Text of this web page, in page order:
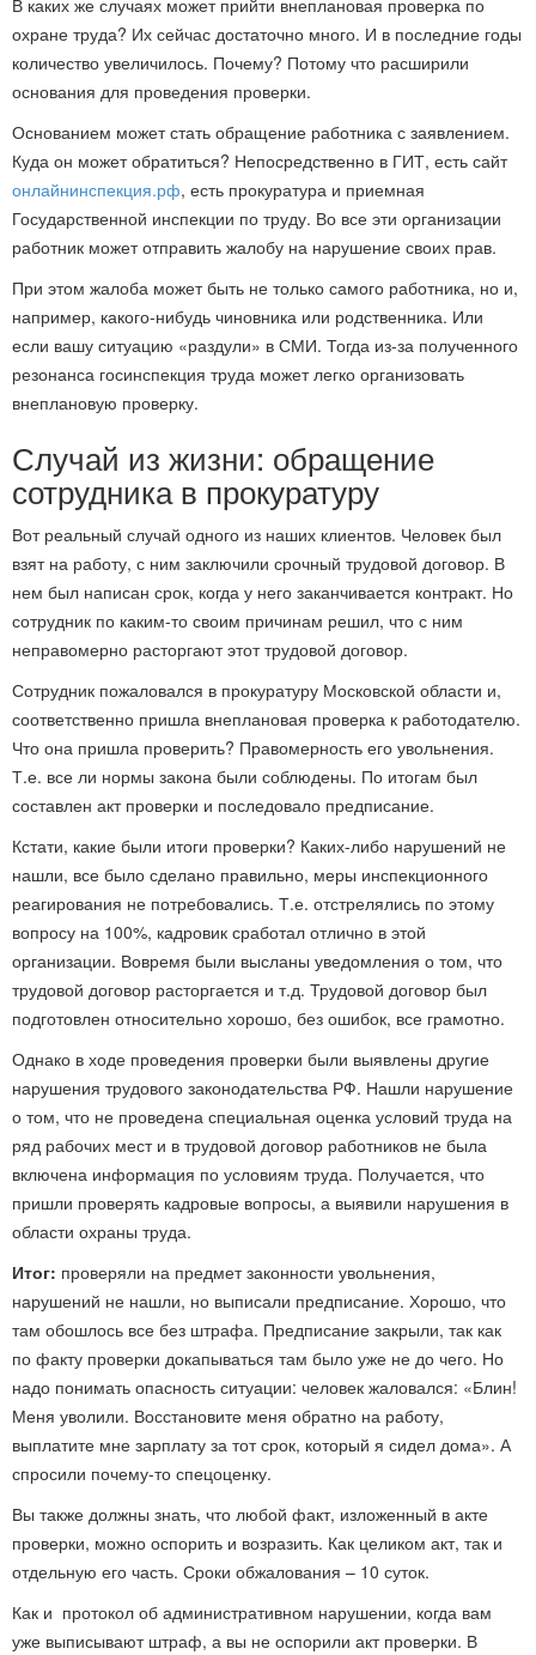
охране труда? Их сейчас достаточно много. И в последние годы
количество увеличилось. Почему? Потому что расширили
основания для проведения проверки.
Основанием может стать обращение работника с заявлением.
Куда он может обратиться? Непосредственно в ГИТ, есть сайт
онлайнинспекция.рф, есть прокуратура и приемная
Государственной инспекции по труду. Во все эти организации
работник может отправить жалобу на нарушение своих прав.
При этом жалоба может быть не только самого работника, но и,
например, какого-нибудь чиновника или родственника. Или
если вашу ситуацию «раздули» в СМИ. Тогда из-за полученного
резонанса госинспекция труда может легко организовать
внеплановую проверку.
Случай из жизни: обращение
сотрудника в прокуратуру
Вот реальный случай одного из наших клиентов. Человек был
взят на работу, с ним заключили срочный трудовой договор. В
нем был написан срок, когда у него заканчивается контракт. Но
сотрудник по каким-то своим причинам решил, что с ним
неправомерно расторгают этот трудовой договор.
Сотрудник пожаловался в прокуратуру Московской области и,
соответственно пришла внеплановая проверка к работодателю.
Что она пришла проверить? Правомерность его увольнения.
Т.е. все ли нормы закона были соблюдены. По итогам был
составлен акт проверки и последовало предписание.
Кстати, какие были итоги проверки? Каких-либо нарушений не
нашли, все было сделано правильно, меры инспекционного
реагирования не потребовались. Т.е. отстрелялись по этому
вопросу на 100%, кадровик сработал отлично в этой
организации. Вовремя были высланы уведомления о том, что
трудовой договор расторгается и т.д. Трудовой договор был
подготовлен относительно хорошо, без ошибок, все грамотно.
Однако в ходе проведения проверки были выявлены другие
нарушения трудового законодательства РФ. Нашли нарушение
о том, что не проведена специальная оценка условий труда на
ряд рабочих мест и в трудовой договор работников не была
включена информация по условиям труда. Получается, что
пришли проверять кадровые вопросы, а выявили нарушения в
области охраны труда.
Итог: проверяли на предмет законности увольнения,
нарушений не нашли, но выписали предписание. Хорошо, что
там обошлось все без штрафа. Предписание закрыли, так как
по факту проверки докапываться там было уже не до чего. Но
надо понимать опасность ситуации: человек жаловался: «Блин!
Меня уволили. Восстановите меня обратно на работу,
выплатите мне зарплату за тот срок, который я сидел дома». А
спросили почему-то спецоценку.
Вы также должны знать, что любой факт, изложенный в акте
проверки, можно оспорить и возразить. Как целиком акт, так и
отдельную его часть. Сроки обжалования – 10 суток.
Как и протокол об административном нарушении, когда вам
уже выписывают штраф, а вы не оспорили акт проверки. В